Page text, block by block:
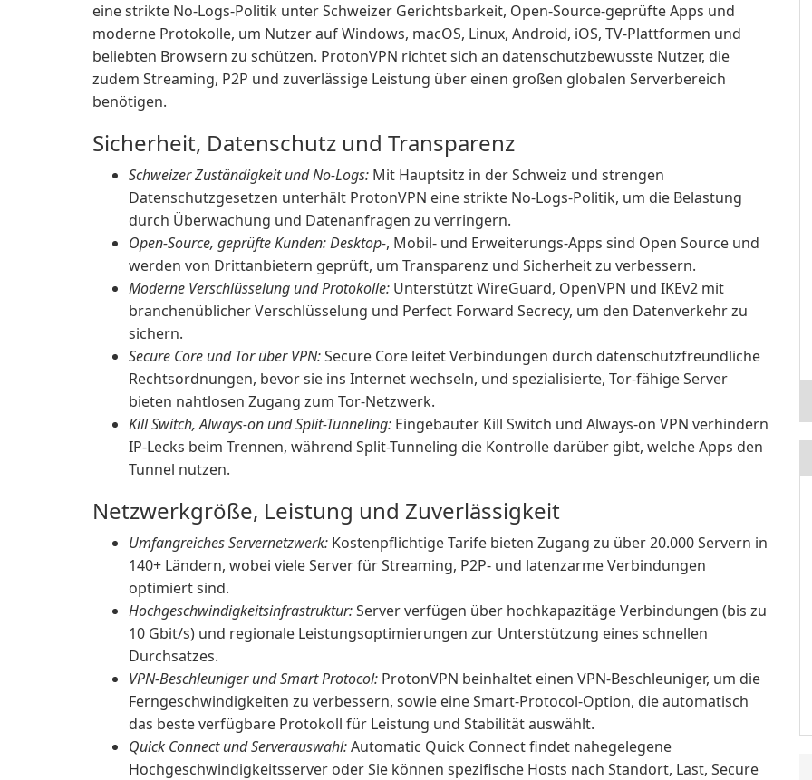
eine strikte No-Logs-Politik unter Schweizer Gerichtsbarkeit, Open-Source-geprüfte Apps und
moderne Protokolle, um Nutzer auf Windows, macOS, Linux, Android, iOS, TV-Plattformen und
beliebten Browsern zu schützen. ProtonVPN richtet sich an datenschutzbewusste Nutzer, die
zudem Streaming, P2P und zuverlässige Leistung über einen großen globalen Serverbereich
benötigen.
Sicherheit, Datenschutz und Transparenz
Schweizer Zuständigkeit und No-Logs: Mit Hauptsitz in der Schweiz und strengen
Datenschutzgesetzen unterhält ProtonVPN eine strikte No-Logs-Politik, um die Belastung
durch Überwachung und Datenanfragen zu verringern.
Open-Source, geprüfte Kunden: Desktop-, Mobil- und Erweiterungs-Apps sind Open Source und
werden von Drittanbietern geprüft, um Transparenz und Sicherheit zu verbessern.
Moderne Verschlüsselung und Protokolle: Unterstützt WireGuard, OpenVPN und IKEv2 mit
branchenüblicher Verschlüsselung und Perfect Forward Secrecy, um den Datenverkehr zu
sichern.
Secure Core und Tor über VPN:Secure Core leitet Verbindungen durch datenschutzfreundliche
Rechtsordnungen, bevor sie ins Internet wechseln, und spezialisierte, Tor-fähige Server
bieten nahtlosen Zugang zum Tor-Netzwerk.
Kill Switch, Always-on und Split-Tunneling: Eingebauter Kill Switch und Always-on VPN verhindern
IP-Lecks beim Trennen, während Split-Tunneling die Kontrolle darüber gibt, welche Apps den
Tunnel nutzen.
Netzwerkgröße, Leistung und Zuverlässigkeit
Umfangreiches Servernetzwerk: Kostenpflichtige Tarife bieten Zugang zu über 20.000 Servern in
140+ Ländern, wobei viele Server für Streaming, P2P- und latenzarme Verbindungen
optimiert sind.
Hochgeschwindigkeitsinfrastruktur:Server verfügen über hochkapazitäge Verbindungen (bis zu
10 Gbit/s) und regionale Leistungsoptimierungen zur Unterstützung eines schnellen
Durchsatzes.
VPN-Beschleuniger und Smart Protocol: ProtonVPN beinhaltet einen VPN-Beschleuniger, um die
Ferngeschwindigkeiten zu verbessern, sowie eine Smart-Protocol-Option, die automatisch
das beste verfügbare Protokoll für Leistung und Stabilität auswählt.
Quick Connect und Serverauswahl:Automatic Quick Connect findet nahegelegene
Hochgeschwindigkeitsserver oder Sie können spezifische Hosts nach Standort, Last, Secure